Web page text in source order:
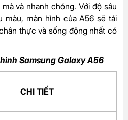
và nhanh chóng. Với độ sâu
màu, màn hình của A56 sẽ tái
thực và sống động nhất có
Samsung Galaxy A56
CHI TIẾT